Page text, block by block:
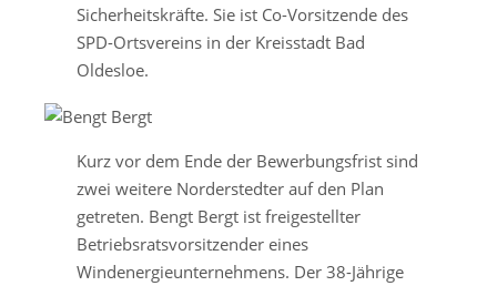
Sicherheitskräfte. Sie ist Co-Vorsitzende des
SPD-Ortsvereins in der Kreisstadt Bad
Oldesloe.
Kurz vor dem Ende der Bewerbungsfrist sind
zwei weitere Norderstedter auf den Plan
getreten. Bengt Bergt ist freigestellter
Betriebsratsvorsitzender eines
Windenergieunternehmens. Der 38-Jährige